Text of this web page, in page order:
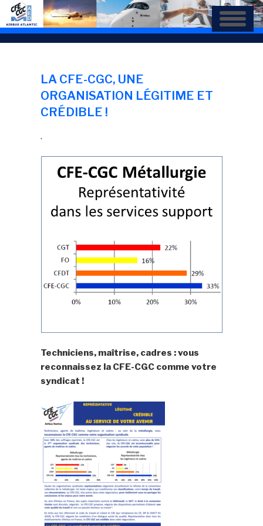
Aller
contenu
LA CFE-CGC, UNE
ORGANISATION LÉGITIME ET
CRÉDIBLE !
.
Techniciens, maîtrise, cadres : vous
reconnaissez la CFE-CGC comme votre
syndicat !